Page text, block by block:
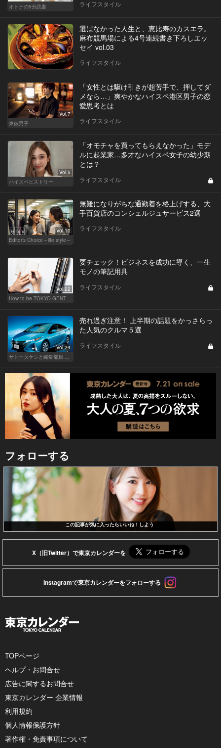
オトナの5分読書
ライフスタイル
選ばなかった人生と、恵比寿のカスエラ。
麻布競馬場による4号連続書き下ろしエッ
セイ vol.03
ライフスタイル
Vol.7
東彼男子
「女性とは駆け引きが超苦手で、押してダ
メなら…」爽やかなハイスペ港区男子の恋
愛思考とは
ライフスタイル
Vol.5
ハイスペヒストリー
「オモチャを買ってもらえなかった」モデ
ルに起業家…多才なハイスペ女子の幼少期
とは？
ライフスタイル
Vol.10
Editor's Choice～life style～
無難になりがちな通勤着を格上げする、大
手百貨店のコンシェルジュサービス2選
ライフスタイル
Vol.22
要チェック！ビジネスを成功に導く、一生
モノの筆記用具
ライフスタイル
Vol.24
売れ過ぎ注意！ 上半期の話題をかっさらっ
た人気のクルマ５選
ライフスタイル
フォローする
この記事が気に入ったらいいね！しよう
X（旧Twitter）で東京カレンダーを
Instagramで東京カレンダーをフォローする
TOPページ
ヘルプ・お問合せ
広告に関するお問合せ
東京カレンダー 企業情報
利用規約
個人情報保護方針
著作権・免責事項について